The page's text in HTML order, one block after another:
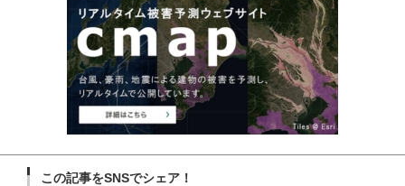
この記事をSNSでシェア！